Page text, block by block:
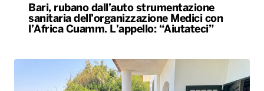
Bari, rubano dall’auto strumentazione
sanitaria dell’organizzazione Medici con
l’Africa Cuamm. L’appello: “Aiutateci”